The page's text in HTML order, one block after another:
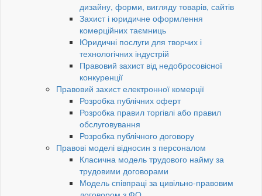
дизайну, форми, вигляду товарів, сайтів
Захист і юридичне оформлення
комерційних таємниць
Юридичні послуги для творчих і
технологічних індустрій
Правовий захист від недобросовісної
конкуренції
Правовий захист електронної комерції
Розробка публічних оферт
Розробка правил торгівлі або правил
обслуговування
Розробка публічного договору
Правові моделі відносин з персоналом
Класична модель трудового найму за
трудовими договорами
Модель співпраці за цивільно-правовим